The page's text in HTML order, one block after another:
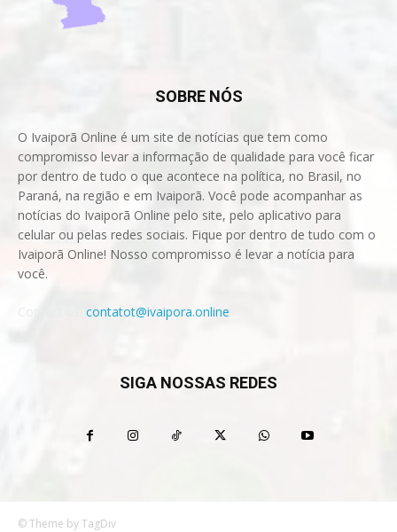
SOBRE NÓS
O Ivaiporã Online é um site de notícias que tem como
compromisso levar a informação de qualidade para você ficar
por dentro de tudo o que acontece na política, no Brasil, no
Paraná, na região e em Ivaiporã. Você pode acompanhar as
notícias do Ivaiporã Online pelo site, pelo aplicativo para
celular ou pelas redes sociais. Fique por dentro de tudo com o
Ivaiporã Online! Nosso compromisso é levar a notícia para
você.
contatot@ivaipora.online
SIGA NOSSAS REDES
© Theme by TagDiv